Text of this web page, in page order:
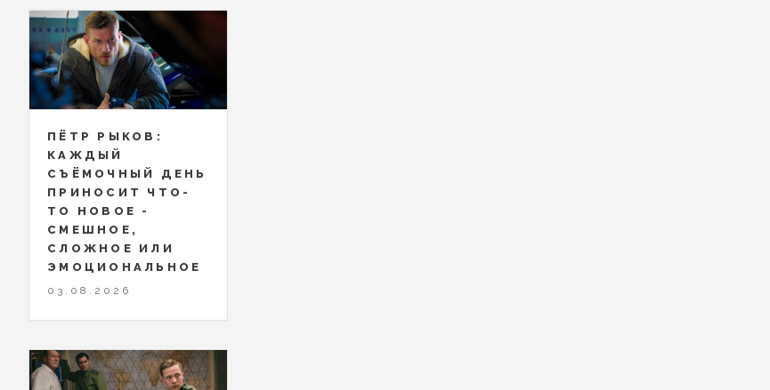
ПЁТР РЫКОВ:
КАЖДЫЙ
СЪЁМОЧНЫЙ ДЕНЬ
ПРИНОСИТ ЧТО-
ТО НОВОЕ -
СМЕШНОЕ,
СЛОЖНОЕ ИЛИ
ЭМОЦИОНАЛЬНОЕ
03.08.2026